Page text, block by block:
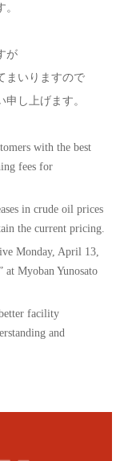
が
まいりますので
し上げます。
with the best
fees for
in crude oil prices
the current pricing.
Monday, April 13,
Myoban Yunosato
facility
and